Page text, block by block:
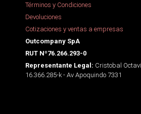
Términos y Condiciones
Devoluciones
Cotizaciones y ventas a empresas
Outcompany SpA
RUT Nº76.266.293-0
Representante Legal: Cristobal
16.366.285-k - Av Apoquindo 7331